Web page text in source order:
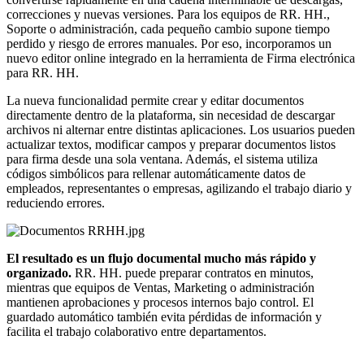
correcciones y nuevas versiones. Para los equipos de RR. HH.,
Soporte o administración, cada pequeño cambio supone tiempo
perdido y riesgo de errores manuales. Por eso, incorporamos un
nuevo editor online integrado en la herramienta de Firma electrónica
para RR. HH.
La nueva funcionalidad permite crear y editar documentos
directamente dentro de la plataforma, sin necesidad de descargar
archivos ni alternar entre distintas aplicaciones. Los usuarios pueden
actualizar textos, modificar campos y preparar documentos listos
para firma desde una sola ventana. Además, el sistema utiliza
códigos simbólicos para rellenar automáticamente datos de
empleados, representantes o empresas, agilizando el trabajo diario y
reduciendo errores.
El resultado es un flujo documental mucho más rápido y
organizado. RR. HH. puede preparar contratos en minutos,
mientras que equipos de Ventas, Marketing o administración
mantienen aprobaciones y procesos internos bajo control. El
guardado automático también evita pérdidas de información y
facilita el trabajo colaborativo entre departamentos.